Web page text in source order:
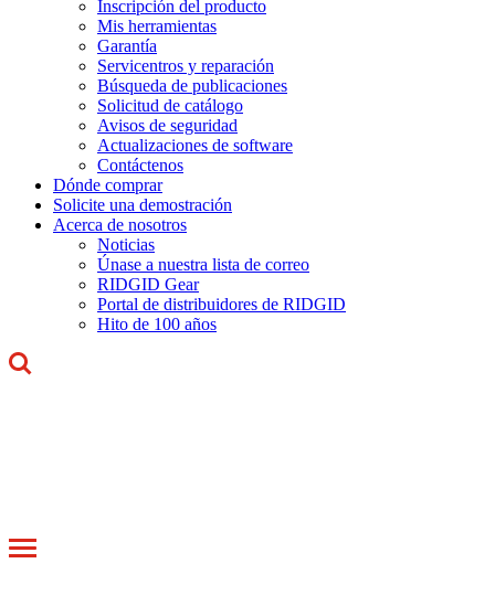
Inscripción del producto
Mis herramientas
Garantía
Servicentros y reparación
Búsqueda de publicaciones
Solicitud de catálogo
Avisos de seguridad
Actualizaciones de software
Contáctenos
Dónde comprar
Solicite una demostración
Acerca de nosotros
Noticias
Únase a nuestra lista de correo
RIDGID Gear
Portal de distribuidores de RIDGID
Hito de 100 años
Toggle